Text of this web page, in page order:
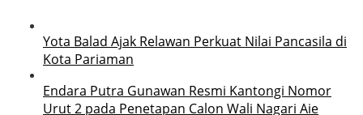
Yota Balad Ajak Relawan Perkuat Nilai Pancasila di
Kota Pariaman
Endara Putra Gunawan Resmi Kantongi Nomor
Urut 2 pada Penetapan Calon Wali Nagari Aie